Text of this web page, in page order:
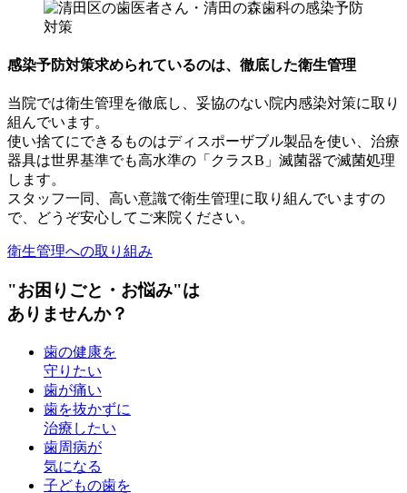
感染予防対策求められているのは、徹底した衛生管理
当院では衛生管理を徹底し、妥協のない院内感染対策に取り
組んでいます。
使い捨てにできるものはディスポーザブル製品を使い、治療
器具は世界基準でも高水準の「クラスB」滅菌器で滅菌処理
します。
スタッフ一同、高い意識で衛生管理に取り組んでいますの
で、どうぞ安心してご来院ください。
衛生管理への取り組み
"お困りごと・お悩み"は
ありませんか？
歯の健康を
守りたい
歯が痛い
歯を抜かずに
治療したい
歯周病が
気になる
子どもの歯を